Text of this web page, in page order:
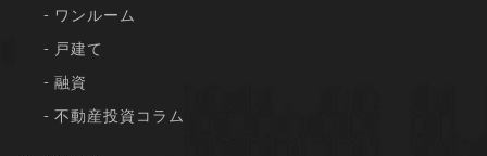
ワンルーム
戸建て
融資
不動産投資コラム